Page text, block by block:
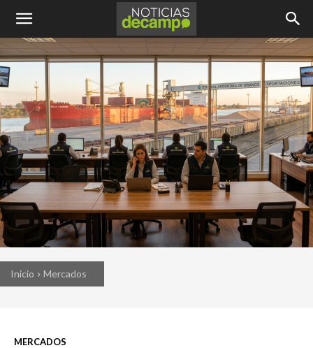
Inicio Mercados
MERCADOS